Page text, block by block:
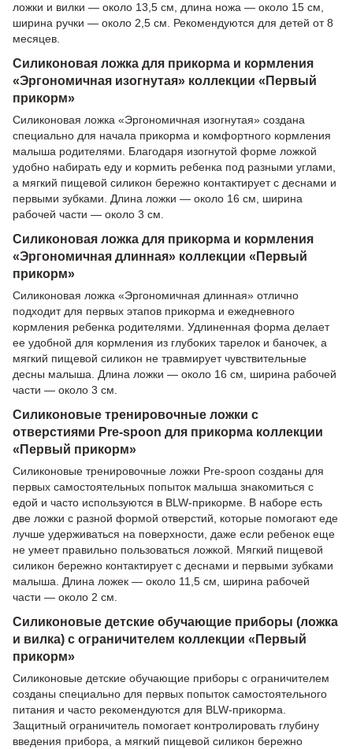
ложки и вилки — около 13,5 см, длина ножа — около 15 см,
ширина ручки — около 2,5 см. Рекомендуются для детей от 8
месяцев.
Силиконовая ложка для прикорма и кормления
«Эргономичная изогнутая» коллекции «Первый
прикорм»
Силиконовая ложка «Эргономичная изогнутая» создана
специально для начала прикорма и комфортного кормления
малыша родителями. Благодаря изогнутой форме ложкой
удобно набирать еду и кормить ребенка под разными углами,
а мягкий пищевой силикон бережно контактирует с деснами и
первыми зубками. Длина ложки — около 16 см, ширина
рабочей части — около 3 см.
Силиконовая ложка для прикорма и кормления
«Эргономичная длинная» коллекции «Первый
прикорм»
Силиконовая ложка «Эргономичная длинная» отлично
подходит для первых этапов прикорма и ежедневного
кормления ребенка родителями. Удлиненная форма делает
ее удобной для кормления из глубоких тарелок и баночек, а
мягкий пищевой силикон не травмирует чувствительные
десны малыша. Длина ложки — около 16 см, ширина рабочей
части — около 3 см.
Силиконовые тренировочные ложки с
отверстиями Pre-spoon для прикорма коллекции
«Первый прикорм»
Силиконовые тренировочные ложки Pre-spoon созданы для
первых самостоятельных попыток малыша знакомиться с
едой и часто используются в BLW-прикорме. В наборе есть
две ложки с разной формой отверстий, которые помогают еде
лучше удерживаться на поверхности, даже если ребенок еще
не умеет правильно пользоваться ложкой. Мягкий пищевой
силикон бережно контактирует с деснами и первыми зубками
малыша. Длина ложек — около 11,5 см, ширина рабочей
части — около 2 см.
Силиконовые детские обучающие приборы (ложка
и вилка) с ограничителем коллекции «Первый
прикорм»
Силиконовые детские обучающие приборы с ограничителем
созданы специально для первых попыток самостоятельного
питания и часто рекомендуются для BLW-прикорма.
Защитный ограничитель помогает контролировать глубину
введения прибора, а мягкий пищевой силикон бережно